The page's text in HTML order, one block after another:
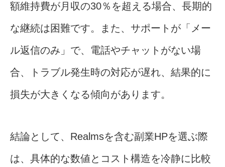
額維持費が月収の30％を超える場合、長期的
な継続は困難です。また、サポートが「メー
ル返信のみ」で、電話やチャットがない場
合、トラブル発生時の対応が遅れ、結果的に
損失が大きくなる傾向があります。
結論として、Realmsを含む副業HPを選ぶ際
は、具体的な数値とコスト構造を冷静に比較